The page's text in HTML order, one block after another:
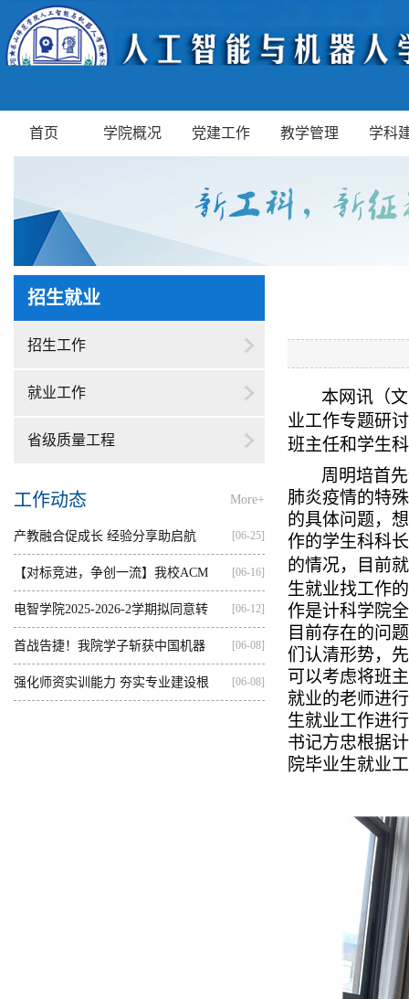
首页 学院概况 党建工作 教学管理 学科
招生就业
招生工作
就业工作
省级质量工程
工作动态 More+
产教融合促成长 经验分享助启航 [06-25]
【对标竞进，争创一流】我校ACM
集训...
[06-16]
电智学院2025-2026-2学期拟同意转
出...
[06-12]
首战告捷！我院学子斩获中国机器
人...
[06-08]
强化师资实训能力 夯实专业建设根 [06-08]
本网讯（
业工作专题研
班主任和学生
周明培首
肺炎疫情的特
的具体问题，
作的学生科科
的情况，目前
生就业找工作
作是计科学院
目前存在的问
们认清形势，
可以考虑将班
就业的老师进
生就业工作进
书记方忠根据
院毕业生就业